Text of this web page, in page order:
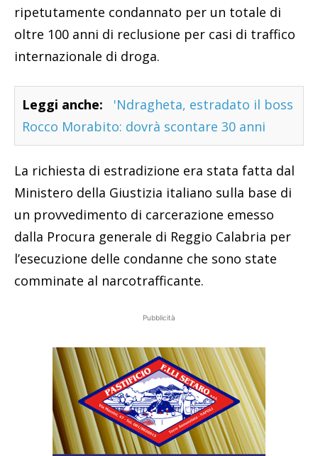
ripetutamente condannato per un totale di
oltre 100 anni di reclusione per casi di traffico
internazionale di droga.
Leggi anche:
'Ndragheta, estradato il boss
Rocco Morabito: dovrà scontare 30 anni
La richiesta di estradizione era stata fatta dal
Ministero della Giustizia italiano sulla base di
un provvedimento di carcerazione emesso
dalla Procura generale di Reggio Calabria per
l’esecuzione delle condanne che sono state
comminate al narcotrafficante.
Pubblicità